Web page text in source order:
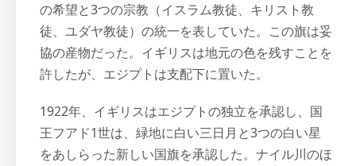
の希望と3つの宗教（イスラム教徒、キリスト教
徒、ユダヤ教徒）の統一を表していた。この旗は妥
協の産物だった。イギリスは地元の色を残すことを
許したが、エジプトは支配下に置いた。
1922年、イギリスはエジプトの独立を承認し、国
王フアド1世は、緑地に白い三日月と3つの白い星
をあしらった新しい国旗を承認した。ナイル川のほ